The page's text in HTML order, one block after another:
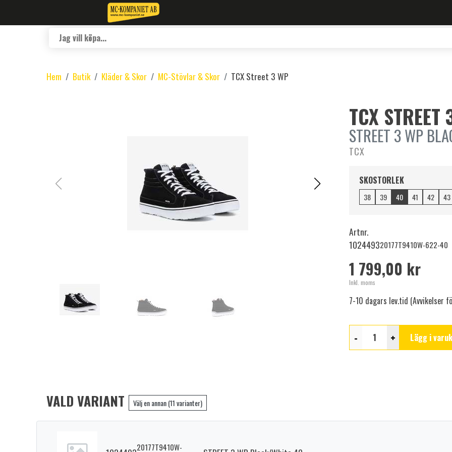
Hem Butik Kläder & Skor MC-Stövlar & Skor TCX Street 3 WP
TCX STREET
STREET 3 WP
TCX
SKOSTORLEK
38 39 40 41 42 43
Artnr.
102449320177T9410W-622-40
1 799,00 kr
Inkl. moms
7-10 dagars lev.tid (Avvikelser
- + Lägg i
VALD VARIANT Välj en annan (11 varianter)
20177T9410W-